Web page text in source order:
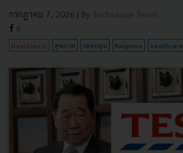
กรกฎาคม 7, 2026 | By Techsauce Team
0
Deal Digest สุขภาพ ระดมทุน Kalguroo healthcare